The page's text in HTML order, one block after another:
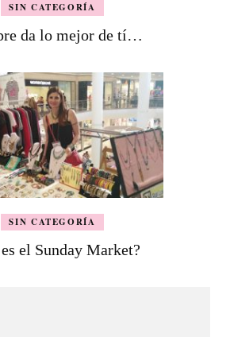
SIN CATEGORÍA
da lo mejor de tí…
SIN CATEGORÍA
el Sunday Market?